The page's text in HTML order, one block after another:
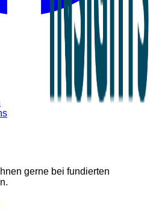
gerne bei fundierten